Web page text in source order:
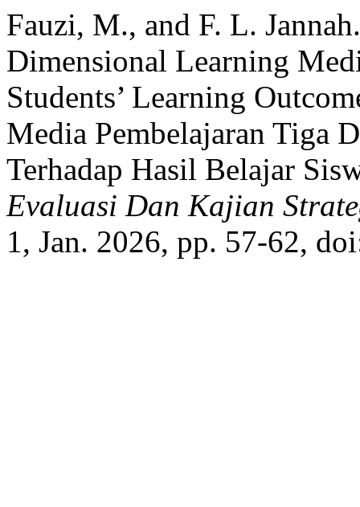
Fauzi, M., and F. L.
Dimensional Learning
Students’ Learning
Media Pembelajaran Tiga
Terhadap Hasil Belajar
Evaluasi Dan Kajian
1, Jan. 2026, pp. 57-62,